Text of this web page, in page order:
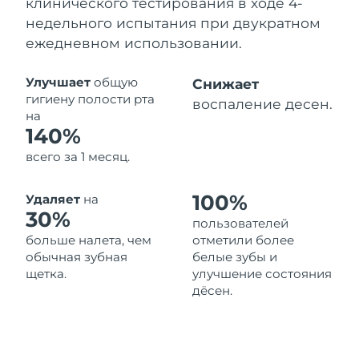
недельного испытания при двукратном
ежедневном использовании.
Улучшает общую
гигиену полости рта
на
140%
всего за 1 месяц.
Снижает
воспаление десен.
Удаляет на
30%
больше налета, чем
обычная зубная
щетка.
100%
пользователей
отметили более
белые зубы и
улучшение состояния
дёсен.
8/13/26
Нидерланды
Ожидаемая дата доставки
Новая Зеландия
Ожидаемая дата доставки
8/12/26
Норвегия
Филиппины
Ожидаемая дата доставки
Ожидаемая дата доставки